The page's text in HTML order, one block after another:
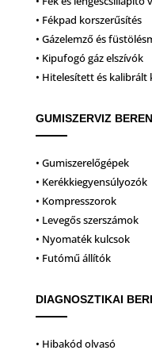
• Fékpad korszerűsítés
• Gázelemző és
• Kipufogó gáz elszívók
• Hitelesített és kalibrált
GUMISZERVIZ
• Gumiszerelőgépek
• Kerékkiegyensúlyozók
• Kompresszorok
• Levegős szerszámok
• Nyomaték kulcsok
• Futómű állítók
DIAGNOSZTIKAI
• Hibakód olvasó